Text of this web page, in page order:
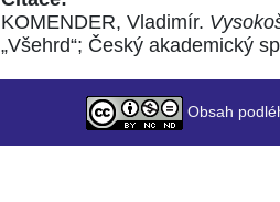
KOMENDER, Vladimír.
„Všehrd“; Český akademický
Obsah